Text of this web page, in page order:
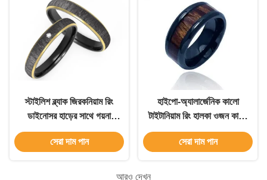
স্টাইলিশ ব্ল্যাক জিরকনিয়াম রিং
ডাইনোসর হাড়ের সাথে গয়না
কাস্টমাইজযোগ্য
সেরা দাম পান
হাইপো-অ্যালার্জেনিক কালো
টাইটানিয়াম রিং হালকা ওজন কালো
জিরকনিয়াম জুয়েলারী বিবাহের
আংটি
সেরা দাম পান
আরও দেখুন